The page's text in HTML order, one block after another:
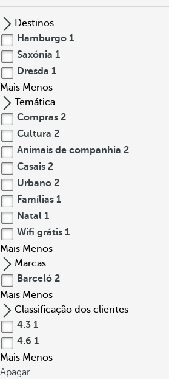
Destinos
Hamburgo 1
Saxónia 1
Dresda 1
Mais Menos
Temática
Compras 2
Cultura 2
Animais de companhia 2
Casais 2
Urbano 2
Famílias 1
Natal 1
Wifi grátis 1
Mais Menos
Marcas
Barceló 2
Mais Menos
Classificação dos clientes
4.3 1
4.6 1
Mais Menos
Apagar